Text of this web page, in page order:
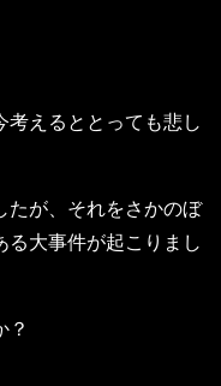
考えるととっても悲し
たが、それをさかのぼ
る大事件が起こりまし
？